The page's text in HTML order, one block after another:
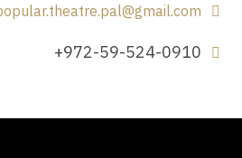
+972-59-524-0910